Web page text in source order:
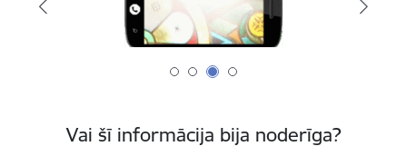
Vai šī informācija bija noderīga?